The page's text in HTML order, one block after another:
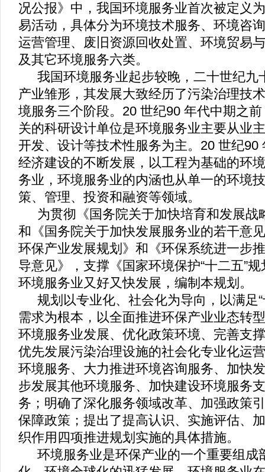
况公报》中，我国环境服务业首次被定义
易活动，具体分为环境技术服务、环境咨
运营管理、废旧资源回收处置、环境贸易
及其它环境服务六类。
我国环境服务业起步较晚，二十世纪九
产业雏形，其发展大致经历了污染治理技
境服务三个阶段。 20 世纪90 年代中期之
关的科研设计单位是环境服务业主要从业
开发、设计等技术性服务为主。 20 世纪90
经济建设的不断发展，以工程为基础的环
务业，环境服务业的内涵也从单一的环境
策、管理、投资和融资等领域。
为贯彻《国务院关于加快培育和发展战
和《国务院关于加快发展服务业的若干意
环保产业发展规划》和《环保系统进一步
导意见》，支撑《国家环境保护“十二五”规
环境服务业又好又快发展，编制本规划。
规划以专业化、社会化为导向，以满足“
需求为根本，以全面推进环保产业业态转
环境服务业发展、优化政策环境、完善支
优先发展污染治理设施的社会化专业化运
环境服务、大力推进环境咨询服务、加快
步发展其他环境服务、加快建设环境服务
务；明确了深化服务领域改革、加强政策
保障政策；提出了提高认识、实施评估、
织作用四项推进规划实施的具体措施。
环境服务业是环保产业的一个重要组成